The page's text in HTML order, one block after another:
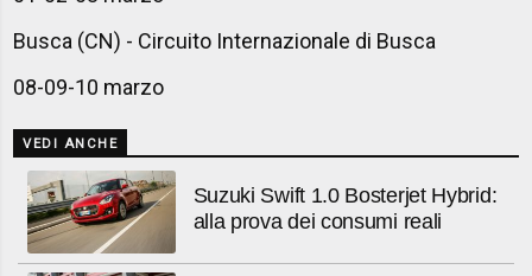
Busca (CN) - Circuito Internazionale di Busca
08-09-10 marzo
VEDI ANCHE
Suzuki Swift 1.0 Bosterjet Hybrid:
alla prova dei consumi reali